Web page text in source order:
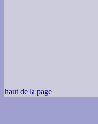
haut de la page